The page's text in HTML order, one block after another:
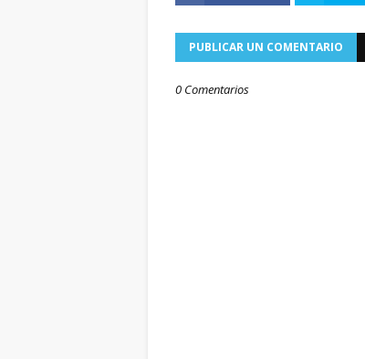
PUBLICAR UN COMENTARIO
0 Comentarios